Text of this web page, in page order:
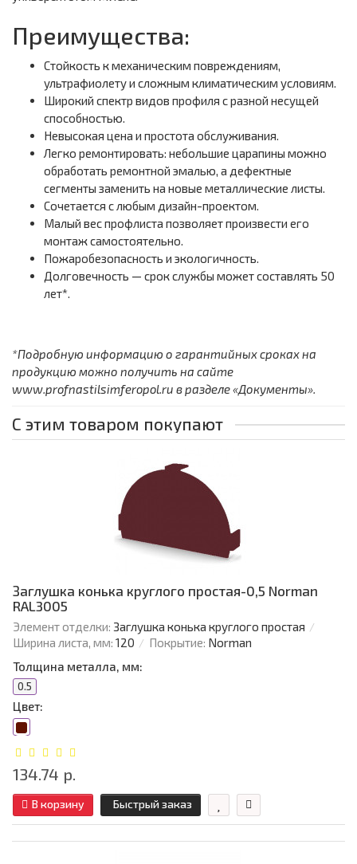
Преимущества:
Стойкость к механическим повреждениям,
ультрафиолету и сложным климатическим условиям.
Широкий спектр видов профиля с разной несущей
способностью.
Невысокая цена и простота обслуживания.
Легко ремонтировать: небольшие царапины можно
обработать ремонтной эмалью, а дефектные
сегменты заменить на новые металлические листы.
Сочетается с любым дизайн-проектом.
Малый вес профлиста позволяет произвести его
монтаж самостоятельно.
Пожаробезопасность и экологичность.
Долговечность — срок службы может составлять 50
лет*.
*Подробную информацию о гарантийных сроках на
продукцию можно получить на сайте
www.profnastilsimferopol.ru в разделе «Документы».
С этим товаром покупают
Заглушка конька круглого простая-0,5 Norman
RAL3005
Элемент отделки: Заглушка конька круглого простая
Ширина листа, мм: 120 Покрытие: Norman
Толщина металла, мм:
0.5
Цвет:
134.74 р.
В корзину Быстрый заказ